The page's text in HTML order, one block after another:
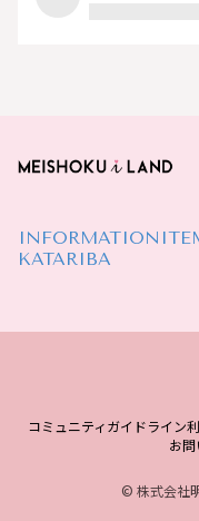
INFORMATION
KATARIBA
コミュニティガイドライン
お
© 株式会社